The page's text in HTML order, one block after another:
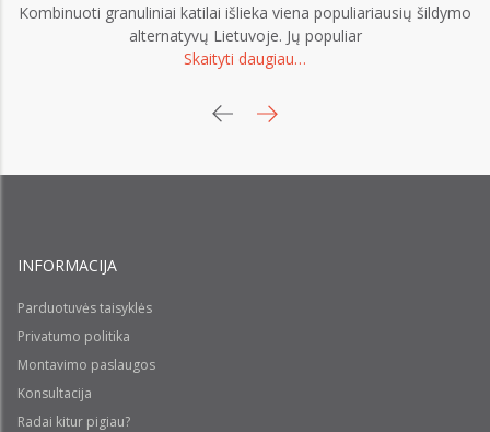
Kombinuoti granuliniai katilai išlieka viena populiariausių šildymo
alternatyvų Lietuvoje. Jų populiar
Skaityti daugiau…
INFORMACIJA
Parduotuvės taisyklės
Privatumo politika
Montavimo paslaugos
Konsultacija
Radai kitur pigiau?